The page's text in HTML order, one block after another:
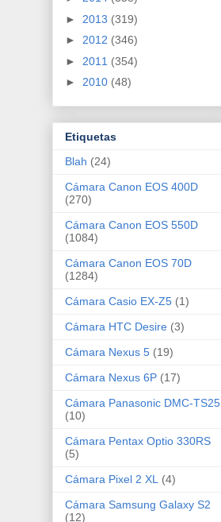
► 2013 (319)
► 2012 (346)
► 2011 (354)
► 2010 (48)
Etiquetas
Blah (24)
Cámara Canon EOS 400D
(270)
Cámara Canon EOS 550D
(1084)
Cámara Canon EOS 70D
(1284)
Cámara Casio EX-Z5 (1)
Cámara HTC Desire (3)
Cámara Nexus 5 (19)
Cámara Nexus 6P (17)
Cámara Panasonic DMC-TS25
(10)
Cámara Pentax Optio 330RS
(5)
Cámara Pixel 2 XL
(4)
Cámara Samsung Galaxy S2
(12)